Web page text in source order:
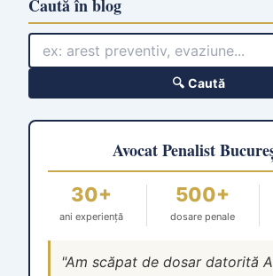
Caută în blog
🔍 Caută
Avocat Penalist
30+
ani experiență
500+
dosare penale
"Am scăpat de dosar datorită